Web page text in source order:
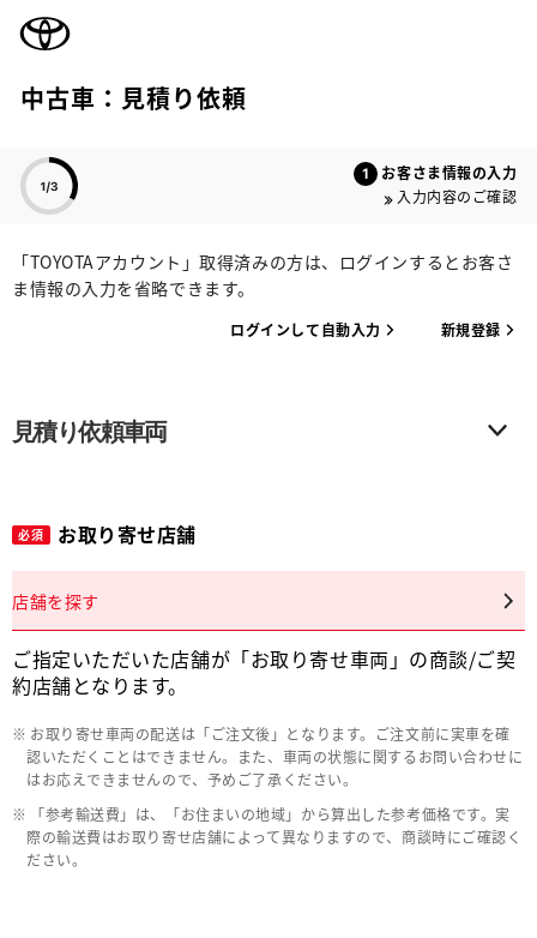
中古車：見積り依頼
お客さま情報の入力
入力内容のご確認
「TOYOTAアカウント」取得済みの方は、ログインするとお客さ
ま情報の入力を省略できます。
ログインして自動入力 新規登録
見積り依頼車両
必須 お取り寄せ店舗
店舗を探す
ご指定いただいた店舗が「お取り寄せ車両」の商談/ご契
約店舗となります。
お取り寄せ車両の配送は「ご注文後」となります。ご注文前に実車を確
認いただくことはできません。また、車両の状態に関するお問い合わせに
はお応えできませんので、予めご了承ください。
「参考輸送費」は、「お住まいの地域」から算出した参考価格です。実
際の輸送費はお取り寄せ店舗によって異なりますので、商談時にご確認く
ださい。